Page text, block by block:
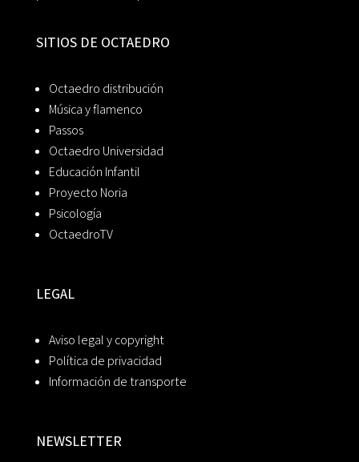
SITIOS DE OCTAEDRO
Octaedro distribución
Música y flamenco
Passos
Octaedro Universidad
Educación Infantil
Proyecto Noria
Psicología
OctaedroTV
LEGAL
Aviso legal y copyright
Política de privacidad
Información de transporte
NEWSLETTER